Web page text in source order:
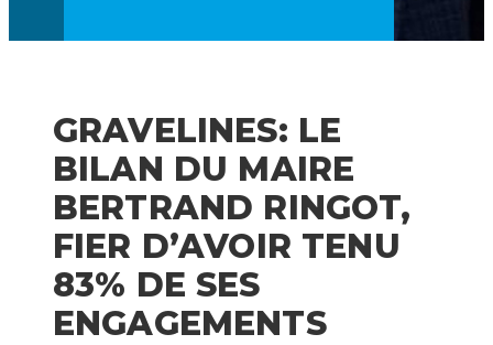
GRAVELINES: LE
BILAN DU MAIRE
BERTRAND RINGOT,
FIER D’AVOIR TENU
83% DE SES
ENGAGEMENTS